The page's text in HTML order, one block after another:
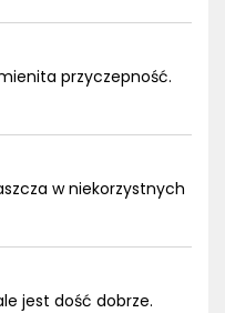
przyczepność.
w niekorzystnych
jest dość dobrze.